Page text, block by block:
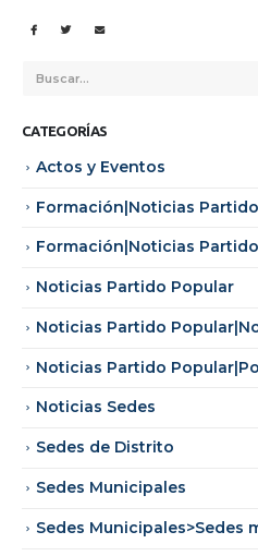
CATEGORÍAS
Actos y Eventos
Formación|Noticias
Formación|Noticias
Noticias Partido Popular
Noticias Partido
Noticias Partido
Noticias Sedes
Sedes de Distrito
Sedes Municipales
Sedes Municipales>Sedes